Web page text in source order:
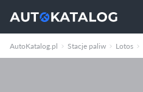
AutoKatalog.pl Stacje paliw Lotos